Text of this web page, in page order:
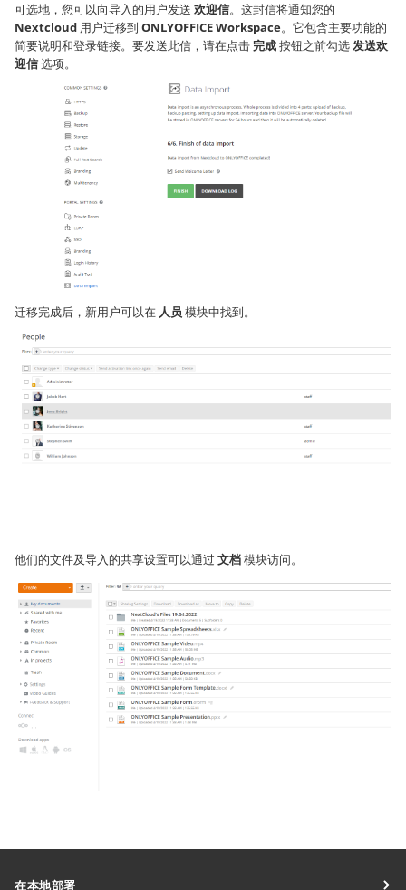
可选地，您可以向导入的用户发送 欢迎信。这封信将通知您的
Nextcloud 用户迁移到 ONLYOFFICE Workspace。它包含主要功能的
简要说明和登录链接。要发送此信，请在点击完成按钮之前勾选发送欢
迎信选项。
迁移完成后，新用户可以在 人员 模块中找到。
他们的文件及导入的共享设置可以通过 文档模块访问。
在本地部署